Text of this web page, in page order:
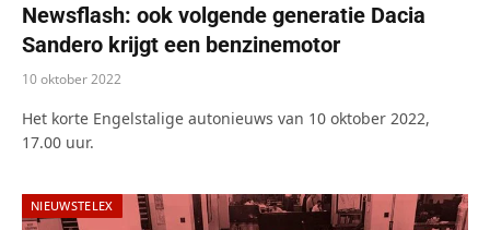
Newsflash: ook volgende generatie Dacia
Sandero krijgt een benzinemotor
10 oktober 2022
Het korte Engelstalige autonieuws van 10 oktober 2022,
17.00 uur.
NIEUWSTELEX